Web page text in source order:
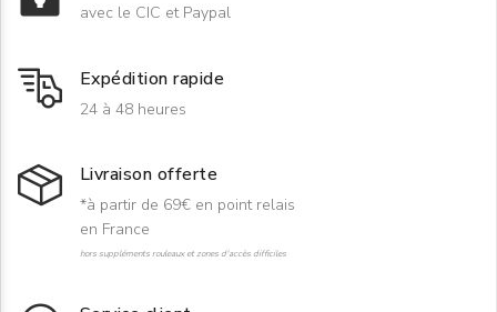
avec le CIC et Paypal
Expédition rapide
24 à 48 heures
Livraison offerte
*à partir de 69€ en point relais
en France
hors suppléments rouleaux et zones d'accès difficiles